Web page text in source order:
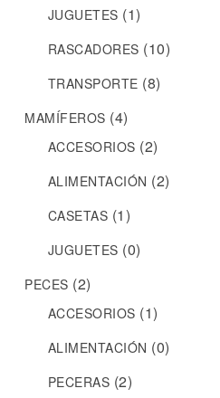
JUGUETES (1)
RASCADORES (10)
TRANSPORTE (8)
MAMÍFEROS (4)
ACCESORIOS (2)
ALIMENTACIÓN (2)
CASETAS (1)
JUGUETES (0)
PECES (2)
ACCESORIOS (1)
ALIMENTACIÓN (0)
PECERAS (2)